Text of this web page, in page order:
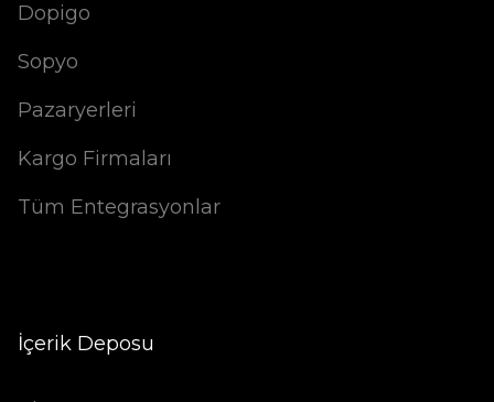
Dopigo
Sopyo
Pazaryerleri
Kargo Firmaları
Tüm Entegrasyonlar
İçerik Deposu